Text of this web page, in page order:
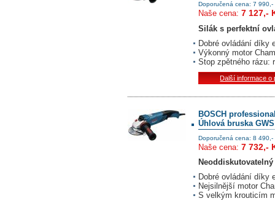
Doporučená cena: 7 990,-
Naše cena: 7 127,-
Silák s perfektní
Dobré ovládání díky
Výkonný motor
Stop zpětného rázu:
Další informace o
BOSCH
Úhlová bruska GWS
Doporučená cena: 8 490,-
Naše cena: 7 732,-
Dobré ovládání díky
Nejsilnější motor
S velkým krouticím